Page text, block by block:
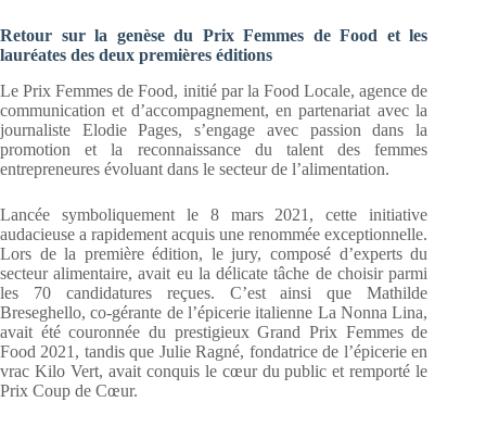
Retour sur la genèse du Prix Femmes de Food et les
lauréates des deux premières éditions
Le Prix Femmes de Food, initié par la Food Locale, agence de
communication et d’accompagnement, en partenariat avec la
journaliste Elodie Pages, s’engage avec passion dans la
promotion et la reconnaissance du talent des femmes
entrepreneures évoluant dans le secteur de l’alimentation.
Lancée symboliquement le 8 mars 2021, cette initiative
audacieuse a rapidement acquis une renommée exceptionnelle.
Lors de la première édition, le jury, composé d’experts du
secteur alimentaire, avait eu la délicate tâche de choisir parmi
les 70 candidatures reçues. C’est ainsi que Mathilde
Breseghello, co-gérante de l’épicerie italienne La Nonna Lina,
avait été couronnée du prestigieux Grand Prix Femmes de
Food 2021, tandis que Julie Ragné, fondatrice de l’épicerie en
vrac Kilo Vert, avait conquis le cœur du public et remporté le
Prix Coup de Cœur.